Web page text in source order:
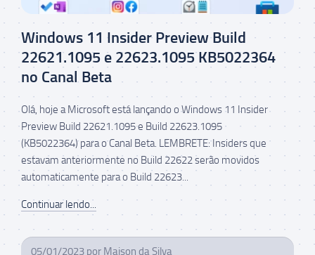
Windows 11 Insider Preview Build
22621.1095 e 22623.1095 KB5022364
no Canal Beta
Olá, hoje a Microsoft está lançando o Windows 11 Insider
Preview Build 22621.1095 e Build 22623.1095
(KB5022364) para o Canal Beta. LEMBRETE: Insiders que
estavam anteriormente no Build 22622 serão movidos
automaticamente para o Build 22623...
Continuar lendo...
05/01/2023 por Maison da Silva